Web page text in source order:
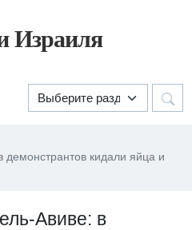
Израиля
кидали яйца и
Авиве: в